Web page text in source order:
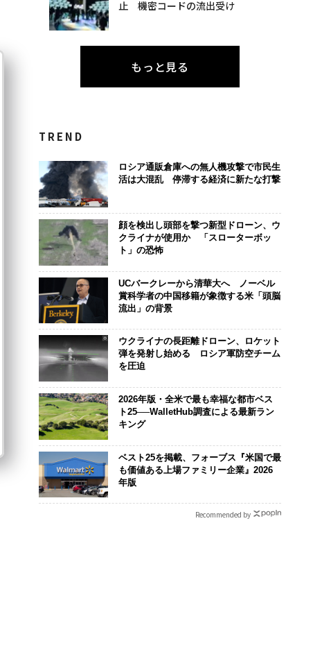
止 機密コードの流出受け
もっと見る
TREND
ロシア通販倉庫への無人機攻撃で市民生
活は大混乱 停滞する経済に新たな打撃
顔を検出し頭部を撃つ新型ドローン、ウ
クライナが使用か 「スローターボッ
ト」の恐怖
UCバークレーから清華大へ ノーベル
賞科学者の中国移籍が象徴する米「頭脳
流出」の背景
ウクライナの長距離ドローン、ロケット
弾を発射し始める ロシア軍防空チーム
を圧迫
2026年版・全米で最も幸福な都市ベス
ト25──WalletHub調査による最新ラン
キング
ベスト25を掲載、フォーブス『米国で最
も価値ある上場ファミリー企業』2026
年版
Recommended by